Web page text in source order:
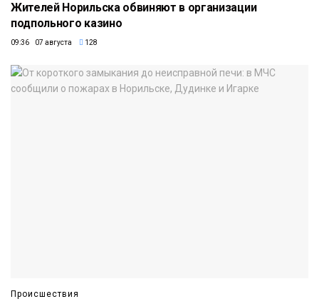
Жителей Норильска обвиняют в организации
подпольного казино
09:36 07 августа 128
Происшествия